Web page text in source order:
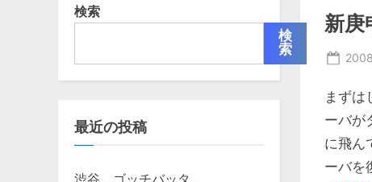
新庚
まずは
ーバが
に飛ん
ーバを
検索
検
索
最近の投稿
渋谷。ゴッチバッタ。